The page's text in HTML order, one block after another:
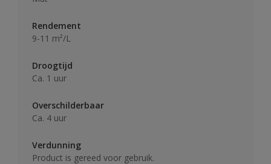
Rendement
9-11 m²/L
Droogtijd
Ca. 1 uur
Overschilderbaar
Ca. 4 uur
Verdunning
Product is gereed voor gebruik.